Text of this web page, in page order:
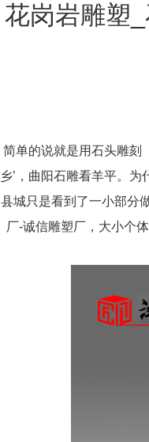
花岗岩雕塑
简单的说就是用石头雕刻
乡’，曲阳石雕看羊平。
县城只是看到了一小部分
厂-诚信雕塑厂，大小个